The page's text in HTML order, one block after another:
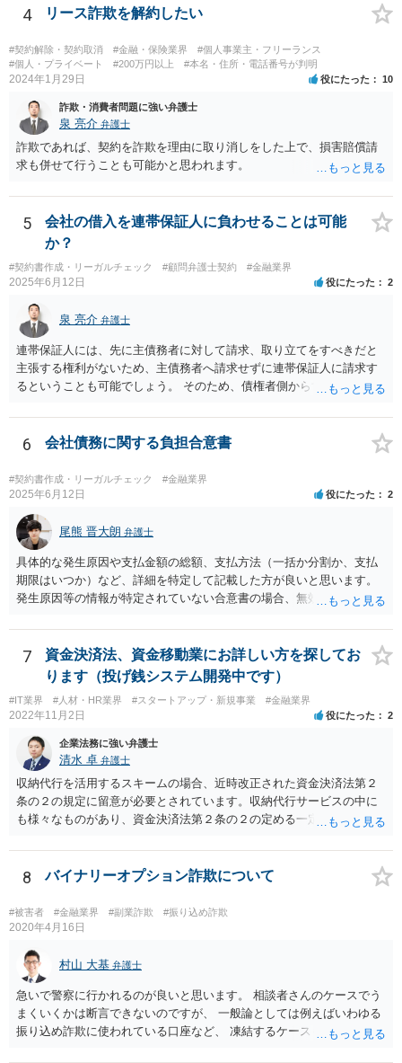
義務違反、引継ぎの不備、不正の兆候を知りながら放置したことな
ど、具体的な義務違反と損害との因果関係を主張・立証する必要があ
ります。なお、在職中から会計処理や現金管理の不自然さを認識して
いた、部下に過度な権限を与えたまま放置していた、退職時に重要な
情報を引き継がなかった等の事情があれば、会社から問題視される可
能性はあるでしょう。 対応としては、まず会社から何を求められてい
るのかを明確にすることが重要です。謝罪、調査協力、金銭負担、始
末書提出など、求められている内容によって対応は異なります。不用
意に責任を認める文書を作成したり、損害負担を約束したりすること
は避けるべきです。一方で、在職中の業務内容、権限分掌、引継ぎ資
いる場合には、会社とのやり取りを保存し、弁護士に相談したうえで
対応なさった方がよいでしょう。
4 リース詐欺を解約したい
#契約解除・契約取消 #金融・保険業界
#個人事業主・フリーランス
#個人・プライベート
#200万円以上 #本名・住所・電話番号が判明
2024年1月29日 役にたった 10
詐欺・消費者問題に強い弁護士
泉 亮介 弁護士
詐欺であれば、契約を詐欺を理由に取り消しをした上で、損害賠償請
求も併せて行うことも可能かと思われます。
5
会社の借入を連帯保証人に負わせることは可能
か？
#契約書作成・リーガルチェック #顧問弁護士契約 #金融業界
2025年6月12日 役にたった 2
泉 亮介 弁護士
連帯保証人には、先に主債務者に対して請求、取り立てをすべきだと
主張する権利がないため、主債務者へ請求せずに連帯保証人に請求す
るということも可能でしょう。 そのため、債権者側からすれば、会社
求しても良いものとなります。
6 会社債務に関する負担合意書
#契約書作成・リーガルチェック #金融業界
2025年6月12日 役にたった 2
尾熊 晋大朗 弁護士
具体的な発生原因や支払金額の総額、支払方法（一括か分割か、支払
期限はいつか）など、詳細を特定して記載した方が良いと思います。
発生原因等の情報が特定されていない合意書の場合、無効になるリス
項など、合意書に記載した方が良い文言もありますので、ご注意され
た方が良いです。 合意書など法的な書面は文言によって効果が変わり
得るので、弁護士にご事情を伝えて直接相談、合意書の作成を依頼す
ることをお勧めいたします。
7
資金決済法、資金移動業にお詳しい方を探してお
ります（投げ銭システム開発中です）
#IT業界 #人材・HR業界 #スタートアップ・新規事業 #金融業界
2022年11月2日 役にたった 2
企業法務に強い弁護士
清水 卓 弁護士
収納代行を活用するスキームの場合、近時改正された資金決済法第２
条の２の規定に留意が必要とされています。収納代行サービスの中に
も様々なものがあり、資金決済法第２条の２の定める一定の要件（内
ことが明らかにされました。 この資金決済法第２条の２の定める一
定の要件（内閣府令で定める要件も含む）については、該当条文を見
るだけではなかなか理解し難いところがあるかと思いますし、この掲
示板で回答するには限界がありますので、この分野に詳しそうな弁護
士の方に直接相談なさってみて下さい。 （資金決済法） 第二条の二
の委託、受取人からの金銭債権の譲受けその他これらに類する方法に
より、当該金銭債権に係る債務者又は当該債務者からの委託（二以上
の段階にわたる委託を含む。）その他これに類する方法により支払を
行う者から弁済として資金を受け入れ、又は他の者に受け入れさせ、
当該受取人に当該資金を移動させる行為（当該資金を当該受取人に交
8 バイナリーオプション詐欺について
#被害者 #金融業界 #副業詐欺 #振り込め詐欺
2020年4月16日
村山 大基 弁護士
急いで警察に行かれるのが良いと思います。 相談者さんのケースでう
まくいくかは断言できないのですが、 一般論としては例えばいわゆる
振り込め詐欺に使われている口座など、 凍結するケースもありますの